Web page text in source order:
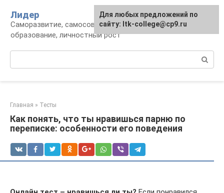
контенту
Лидер
Саморазвитие, самосовершенствование,
образование, личностный рост
Главная » Тесты
Как понять, что ты нравишься парню по
переписке: особенности его поведения
Для любых предложений по
сайту: ltk-college@cp9.ru